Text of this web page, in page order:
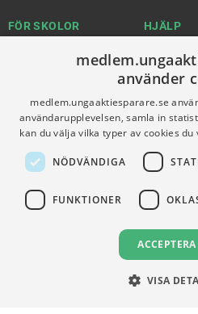
FÖR SKOLOR
Gymnasieprofilen
HJÄLP
Support
VILLKOR
Användningsvillkor
Communityregler
Integritetspolicy
använder
medlem.ungaaktiesparare.se
användarupplevelsen, samla in
kan du välja vilka typer av cookies
NÖDVÄNDIGA
FUNKTIONER
VISA